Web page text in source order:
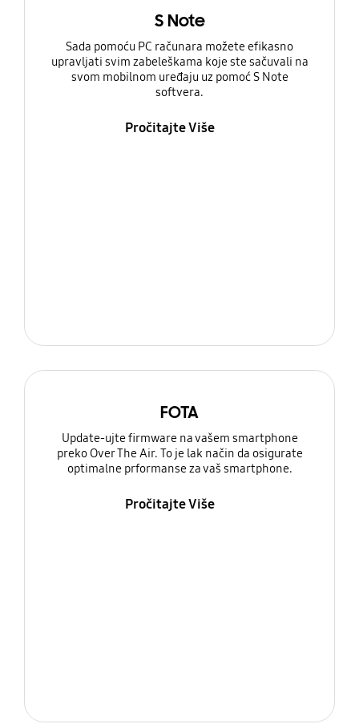
S Note
Sada pomoću PC računara možete efikasno
upravljati svim zabeleškama koje ste sačuvali na
svom mobilnom uređaju uz pomoć S Note
softvera.
Pročitajte Više
FOTA
Update-ujte firmware na vašem smartphone
preko Over The Air. To je lak način da osigurate
optimalne prformanse za vaš smartphone.
Pročitajte Više